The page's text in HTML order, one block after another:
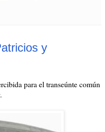
y
para el transeúnte común